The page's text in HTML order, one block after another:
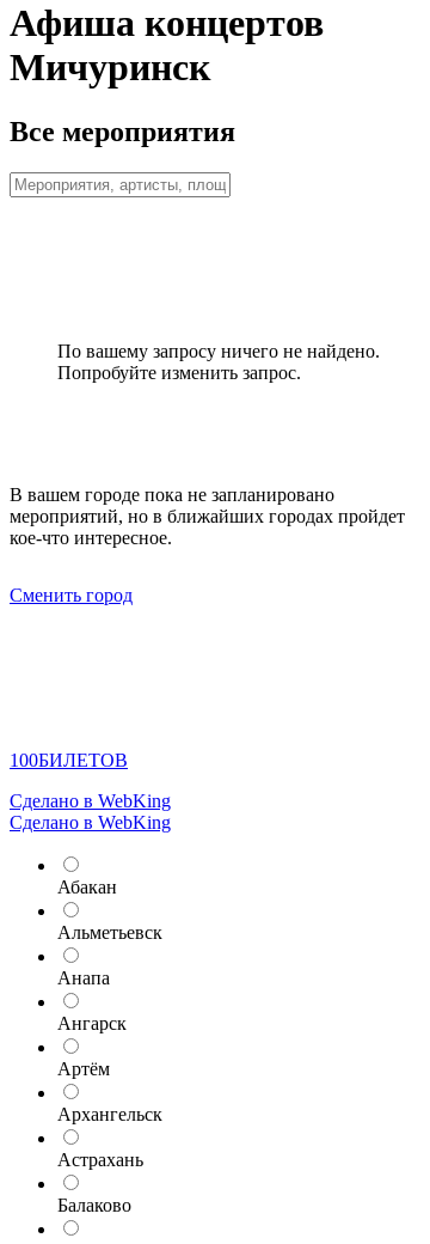
Афиша концертов
Мичуринск
Все мероприятия
По вашему запросу ничего не найдено.
Попробуйте изменить запрос.
В вашем городе пока не запланировано
мероприятий, но в ближайших городах пройдет
кое-что интересное.
Сменить город
100БИЛЕТОВ
Сделано в WebKing
Сделано в WebKing
Абакан
Альметьевск
Анапа
Ангарск
Артём
Архангельск
Астрахань
Балаково